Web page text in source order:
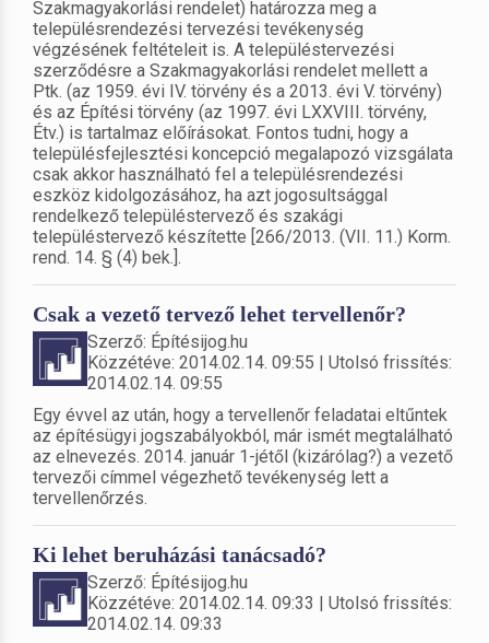
Szakmagyakorlási rendelet) határozza meg a
településrendezési tervezési tevékenység
végzésének feltételeit is. A településtervezési
szerződésre a Szakmagyakorlási rendelet mellett a
Ptk. (az 1959. évi IV. törvény és a 2013. évi V. törvény)
és az Építési törvény (az 1997. évi LXXVIII. törvény,
Étv.) is tartalmaz előírásokat. Fontos tudni, hogy a
településfejlesztési koncepció megalapozó vizsgálata
csak akkor használható fel a településrendezési
eszköz kidolgozásához, ha azt jogosultsággal
rendelkező településtervező és szakági
településtervező készítette [266/2013. (VII. 11.) Korm.
rend. 14. § (4) bek.].
Csak a vezető tervező lehet tervellenőr?
Szerző: Építésijog.hu
Közzétéve: 2014.02.14. 09:55 | Utolsó frissítés:
2014.02.14. 09:55
Egy évvel az után, hogy a tervellenőr feladatai eltűntek
az építésügyi jogszabályokból, már ismét megtalálható
az elnevezés. 2014. január 1-jétől (kizárólag?) a vezető
tervezői címmel végezhető tevékenység lett a
tervellenőrzés.
Ki lehet beruházási tanácsadó?
Szerző: Építésijog.hu
Közzétéve: 2014.02.14. 09:33 | Utolsó frissítés:
2014.02.14. 09:33